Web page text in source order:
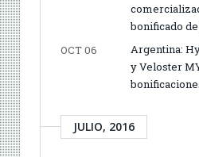
bonificado
OCT 06
Argentina:
y Veloster
JULIO, 2016